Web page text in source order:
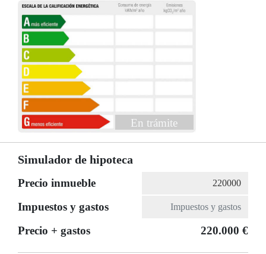
En trámite
Simulador de hipoteca
Precio inmueble
Impuestos y gastos
Precio + gastos
220.000 €